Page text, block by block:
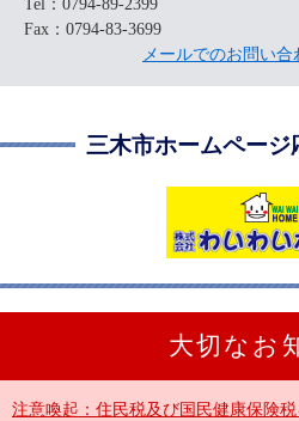
Tel：0794-89-2399
Fax：0794-83-3699
メールでのお問い合
三木市ホームページ
大切なお
注意喚起：住民税及び国民健康保険